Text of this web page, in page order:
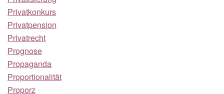
Privatkonkurs
Privatpension
Privatrecht
Prognose
Propaganda
Proportionalität
Proporz